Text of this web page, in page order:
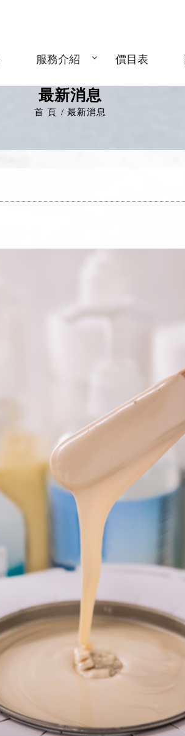
服務介紹 價目表
最新消息
首 頁 最新消息